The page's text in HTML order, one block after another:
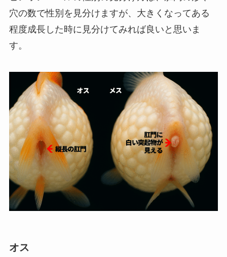
穴の数で性別を見分けますが、大きくなってある
程度成長した時に見分けてみれば良いと思いま
す。
オス